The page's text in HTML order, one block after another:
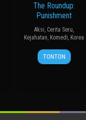
The Roundup:
Punishment
Aksi Cerita Seru
Kejahatan Komedi Korea
24
Apr
허
명
TONTON